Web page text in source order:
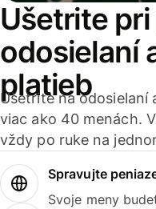
Ušetrite
odosielaní
platieb
Ušetrite na odosielaní
viac ako 40 menách.
vždy po ruke na
Spravujte
Svoje meny